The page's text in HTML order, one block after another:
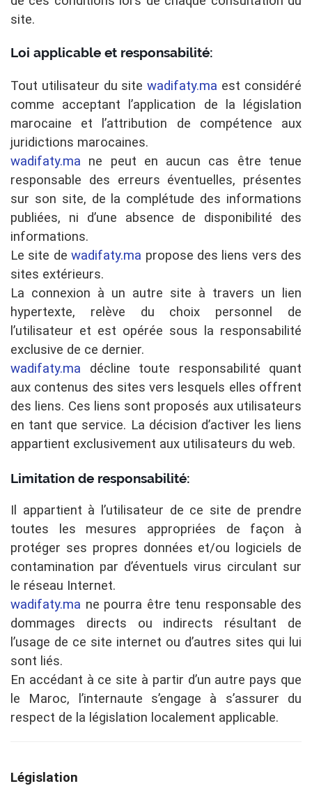
site.
Loi applicable et responsabilité:
Tout utilisateur du sitewadifaty.ma est considéré
comme acceptant l’application de la législation
marocaine et l’attribution de compétence aux
juridictions marocaines.
wadifaty.ma ne peut en aucun cas être tenue
responsable des erreurs éventuelles, présentes
sur son site, de la complétude des informations
publiées, ni d’une absence de disponibilité des
informations.
Le site dewadifaty.ma propose des liens vers des
sites extérieurs.
La connexion à un autre site à travers un lien
hypertexte, relève du choix personnel de
l’utilisateur et est opérée sous la responsabilité
exclusive de ce dernier.
wadifaty.ma décline toute responsabilité quant
aux contenus des sites vers lesquels elles offrent
des liens. Ces liens sont proposés aux utilisateurs
en tant que service. La décision d’activer les liens
appartient exclusivement aux utilisateurs du web.
Limitation de responsabilité:
Il appartient à l’utilisateur de ce site de prendre
toutes les mesures appropriées de façon à
protéger ses propres données et/ou logiciels de
contamination par d’éventuels virus circulant sur
le réseau Internet.
wadifaty.ma ne pourra être tenu responsable des
dommages directs ou indirects résultant de
l’usage de ce site internet ou d’autres sites qui lui
sont liés.
En accédant à ce site à partir d’un autre pays que
le Maroc, l’internaute s’engage à s’assurer du
respect de la législation localement applicable.
Législation